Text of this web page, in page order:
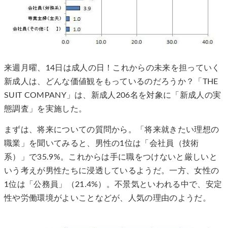
来週月曜、14日は成人の日！これからの未来を担っていく
新成人は、どんな価値観をもっているのだろうか？「THE
SUIT COMPANY」は、新成人206名を対象に「新成人の実
態調査」を実施した。
まずは、将来についての質問から。「将来就きたい理想の
職業」を聞いてみると、男性の1位は「会社員（技術
系）」で35.9%。これからは手に職をつけないと厳しいと
いう考えが男性たちに浸透しているようだ。一方、女性の
1位は「公務員」（21.4%）。不景気といわれる中で、安定
性や労働環境がよいことなどが、人気の理由のようだ。